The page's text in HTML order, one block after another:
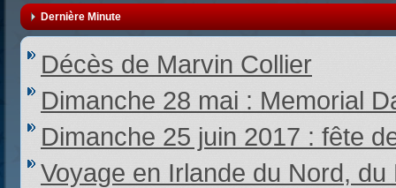
Dernière Minute
Décès de Marvin Collier
Dimanche 28 mai : Memorial
Dimanche 25 juin 2017 : fête
Voyage en Irlande du Nord,